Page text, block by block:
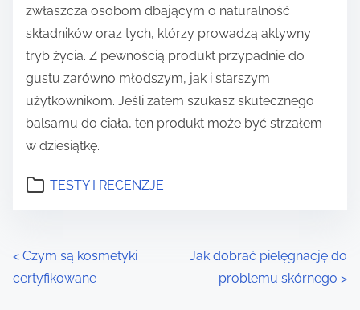
zwłaszcza osobom dbającym o naturalność
składników oraz tych, którzy prowadzą aktywny
tryb życia. Z pewnością produkt przypadnie do
gustu zarówno młodszym, jak i starszym
użytkownikom. Jeśli zatem szukasz skutecznego
balsamu do ciała, ten produkt może być strzałem
w dziesiątkę.
TESTY I RECENZJE
P
< Czym są kosmetyki
certyfikowane
Jak dobrać pielęgnację do
problemu skórnego >